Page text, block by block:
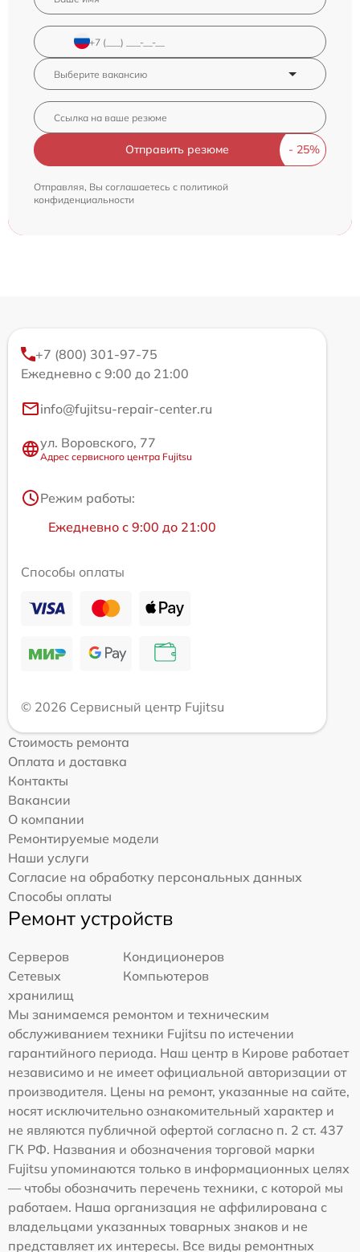
Отправить резюме
Отправляя, Вы соглашаетесь с политикой
конфиденциальности
+7 (800) 301-97-75
Ежедневно с 9:00 до 21:00
info@fujitsu-repair-center.ru
ул. Воровского, 77
Адрес сервисного центра Fujitsu
Режим работы:
Ежедневно с 9:00 до 21:00
Способы оплаты
© 2026 Сервисный центр Fujitsu
Стоимость ремонта
Оплата и доставка
Контакты
Вакансии
О компании
Ремонтируемые модели
Наши услуги
Согласие на обработку персональных данных
Способы оплаты
Ремонт устройств
Серверов
Кондиционеров
Сетевых
хранилищ
Компьютеров
Мы занимаемся ремонтом и техническим
обслуживанием техники Fujitsu по истечении
гарантийного периода. Наш центр в Кирове работает
независимо и не имеет официальной авторизации от
производителя. Цены на ремонт, указанные на сайте,
носят исключительно ознакомительный характер и
не являются публичной офертой согласно п. 2 ст. 437
ГК РФ. Названия и обозначения торговой марки
Fujitsu упоминаются только в информационных целях
— чтобы обозначить перечень техники, с которой мы
работаем. Наша организация не аффилирована с
владельцами указанных товарных знаков и не
представляет их интересы. Все виды ремонтных